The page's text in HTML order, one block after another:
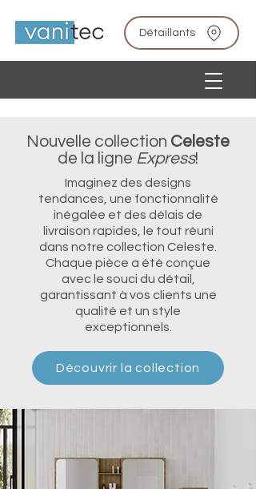
Détaillants
Nouvelle collection Celeste
de la ligne Express!
Imaginez des designs
tendances, une fonctionnalité
inégalée et des délais de
livraison rapides, le tout réuni
dans notre collection Celeste.
Chaque pièce a été conçue
avec le souci du détail,
garantissant à vos clients une
qualité et un style
exceptionnels.
Découvrir la collection